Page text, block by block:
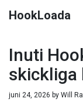
HookLoada
Inuti
skickliga
juni 24, 2026 by Will